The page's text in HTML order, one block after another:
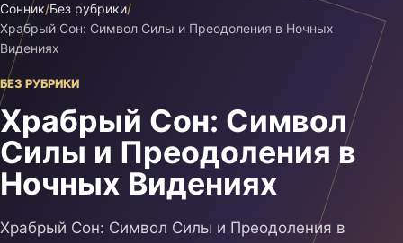
Сонник/Без рубрики/
Храбрый Сон: Символ Силы и Преодоления в Ночных
Видениях
БЕЗ РУБРИКИ
Храбрый Сон: Символ
Силы и Преодоления в
Ночных Видениях
Храбрый Сон: Символ Силы и Преодоления в